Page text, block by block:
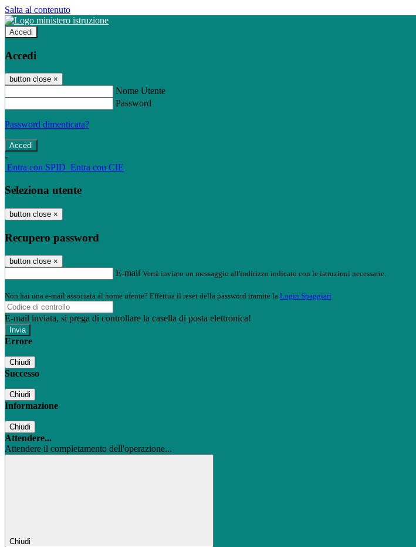
Salta al contenuto
Accedi
Accedi
button close ×
Nome Utente
Password
Password dimenticata?
-
Entra con SPID Entra con CIE
Seleziona utente
button close ×
Recupero password
button close ×
E-mail Verrà inviato un messaggio all'indirizzo indicato con le istruzioni necessarie.
Non hai una e-mail associata al nome utente? Effettua il reset della password tramite la Login Spaggiari
E-mail inviata, si prega di controllare la casella di posta elettronica!
Errore
Chiudi
Successo
Chiudi
Informazione
Chiudi
Attendere...
Attendere il completamento dell'operazione...
Chiudi